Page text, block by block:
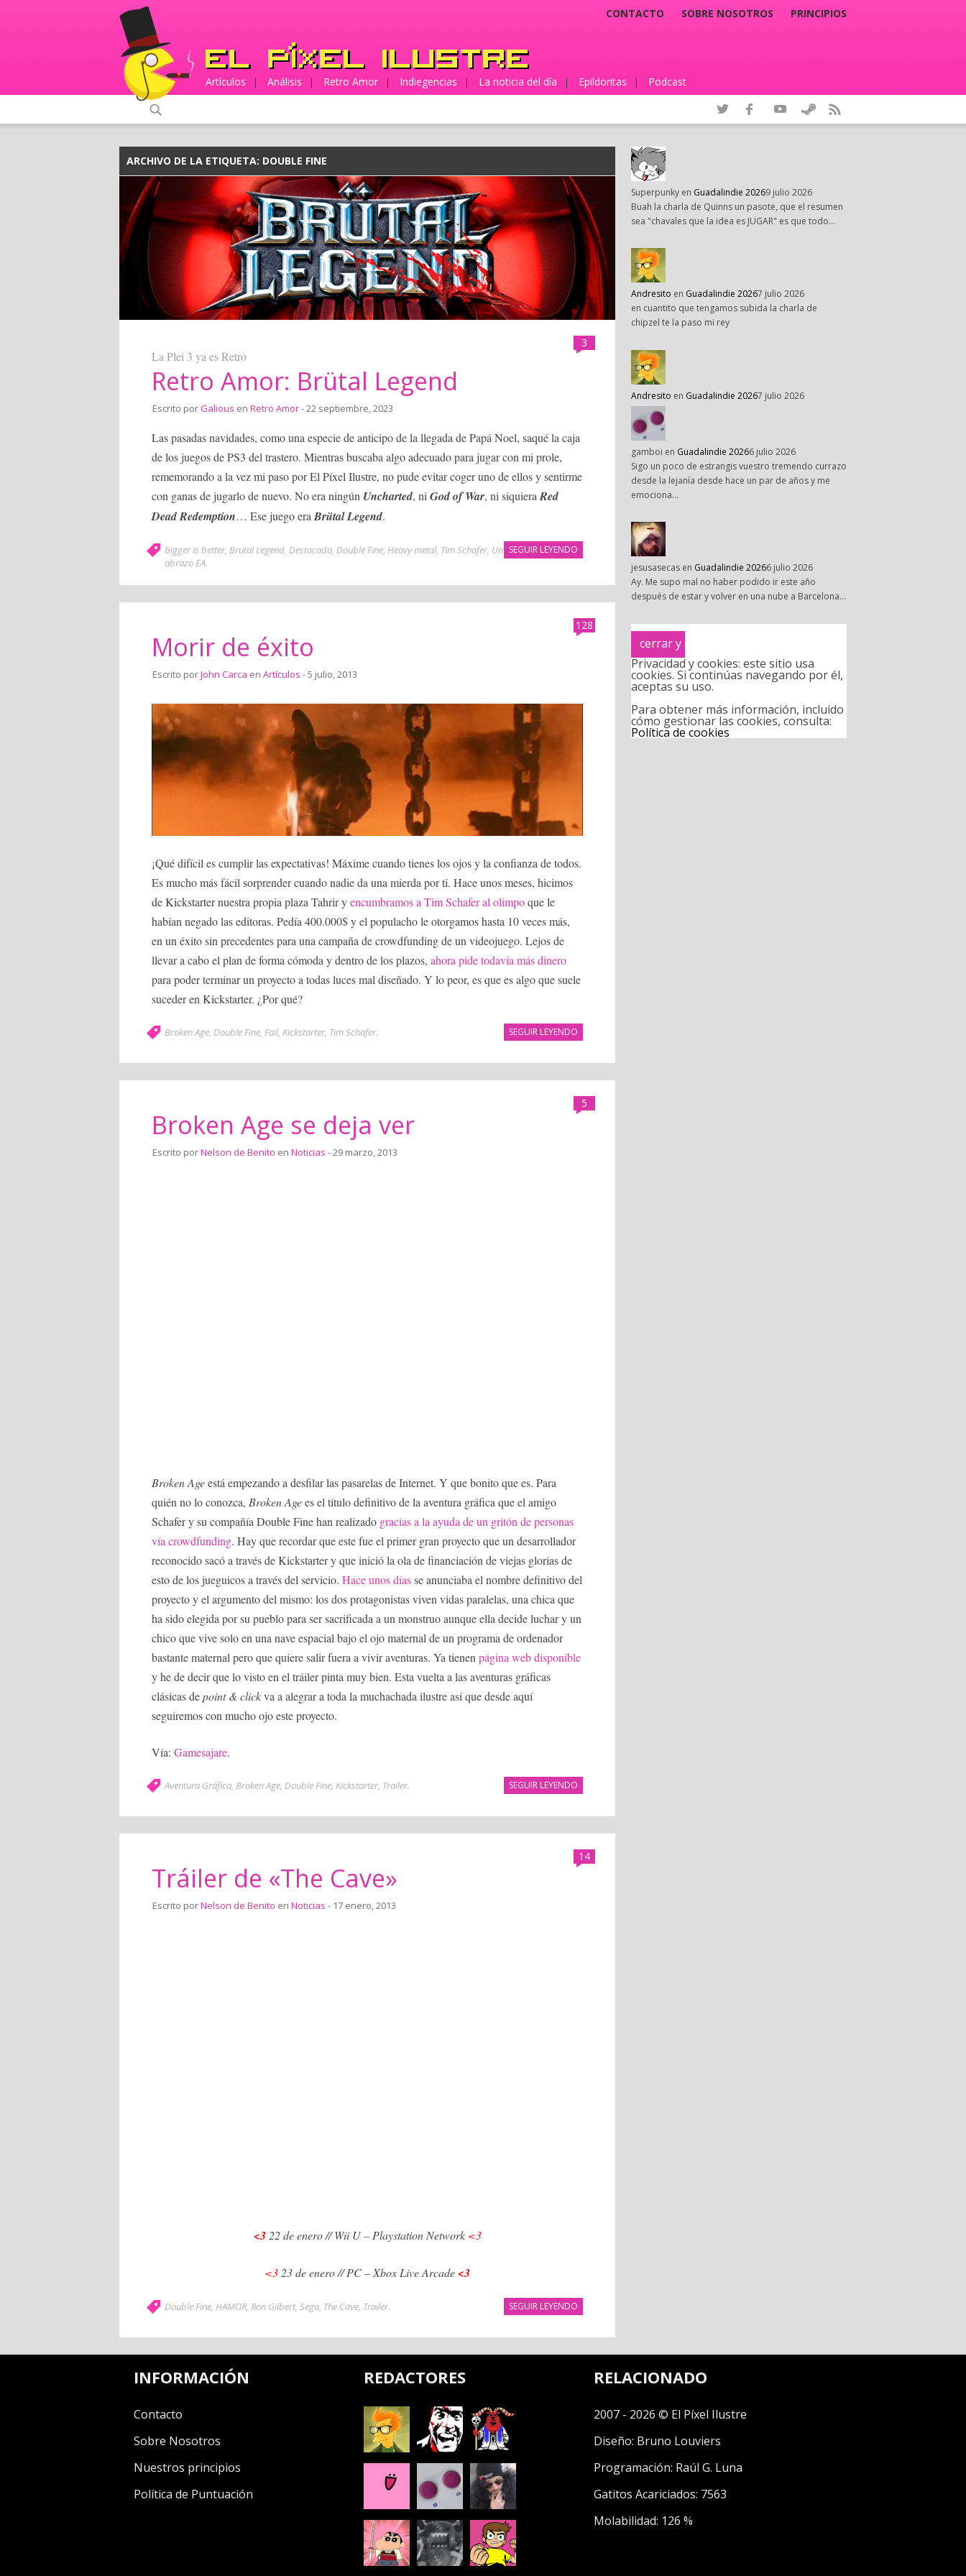
CONTACTO SOBRE NOSOTROS PRINCIPIOS
Artículos | Análisis | Retro Amor | Indiegencias | La noticia del día | Epildoritas | Podcast
ARCHIVO DE LA ETIQUETA: DOUBLE FINE
3
La Plei 3 ya es Retro
Retro Amor: Brütal Legend
Escrito por Galious en Retro Amor- 22 septiembre, 2023
Las pasadas navidades, como una especie de anticipo de la llegada de Papá Noel, saqué la caja
de los juegos de PS3 del trastero. Mientras buscaba algo adecuado para jugar con mi prole,
rememorando a la vez mi paso por El Píxel Ilustre, no pude evitar coger uno de ellos y sentirme
con ganas de jugarlo de nuevo. No era ningún Uncharted, ni God of War, ni siquiera Red
Dead Redemption… Ese juego era Brütal Legend.
SEGUIR LEYENDO
bigger is better, Brutal Legend, Destacado, Double Fine, Heavy metal, Tim Schafer, Un
abrazo EA.
128
Morir de éxito
Escrito porJohn Carca en Artículos - 5 julio, 2013
¡Qué difícil es cumplir las expectativas! Máxime cuando tienes los ojos y la confianza de todos.
Es mucho más fácil sorprender cuando nadie da una mierda por ti. Hace unos meses, hicimos
de Kickstarter nuestra propia plaza Tahrir yencumbramos a Tim Schafer al olimpoque le
habían negado las editoras. Pedía 400.000$ y el populacho le otorgamos hasta 10 veces más,
en un éxito sin precedentes para una campaña de crowdfunding de un videojuego. Lejos de
llevar a cabo el plan de forma cómoda y dentro de los plazos, ahora pide todavía más dinero
para poder terminar un proyecto a todas luces mal diseñado. Y lo peor, es que es algo que suele
suceder en Kickstarter. ¿Por qué?
SEGUIR LEYENDO
Broken Age, Double Fine, Fail, Kickstarter, Tim Schafer.
5
Broken Age se deja ver
Escrito porNelson de Benito en Noticias - 29 marzo, 2013
Broken Ageestá empezando a desfilar las pasarelas de Internet. Y que bonito que es. Para
quién no lo conozca, Broken Agees el título definitivo de la aventura gráfica que el amigo
Schafer y su compañía Double Fine han realizado gracias a la ayuda de un gritón de personas
vía crowdfunding. Hay que recordar que este fue el primer gran proyecto que un desarrollador
reconocido sacó a través de Kickstarter y que inició la ola de financiación de viejas glorias de
esto de los jueguicos a través del servicio. Hace unos díasse anunciaba el nombre definitivo del
proyecto y el argumento del mismo: los dos protagonistas viven vidas paralelas, una chica que
ha sido elegida por su pueblo para ser sacrificada a un monstruo aunque ella decide luchar y un
chico que vive solo en una nave espacial bajo el ojo maternal de un programa de ordenador
bastante maternal pero que quiere salir fuera a vivir aventuras. Ya tienen página web disponible
y he de decir que lo visto en el tráiler pinta muy bien. Esta vuelta a las aventuras gráficas
clásicas depoint & clickva a alegrar a toda la muchachada ilustre así que desde aquí
seguiremos con mucho ojo este proyecto.
Vía: Gamesajare.
SEGUIR LEYENDO
Aventura Gráfica, Broken Age, Double Fine, Kickstarter, Trailer.
14
Tráiler de «The Cave»
Escrito porNelson de Benito en Noticias - 17 enero, 2013
<3 22 de enero // Wii U – Playstation Network <3
<3 23 de enero // PC – Xbox Live Arcade <3
SEGUIR LEYENDO
Double Fine, HAMOR, Ron Gilbert, Sega, The Cave, Trailer.
Superpunky en Guadalindie 20269 julio 2026
Buah la charla de Quinns un pasote, que el resumen
sea "chavales que la idea es JUGAR" es que todo…
Andresito en Guadalindie 20267 julio 2026
en cuantito que tengamos subida la charla de
chipzel te la paso mi rey
Andresito en Guadalindie 20267 julio 2026
gamboi en Guadalindie 20266 julio 2026
Sigo un poco de estrangis vuestro tremendo currazo
desde la lejanía desde hace un par de años y me
emociona…
jesusasecas en Guadalindie 20266 julio 2026
Ay. Me supo mal no haber podido ir este año
después de estar y volver en una nube a Barcelona…
Privacidad y cookies: este sitio usa
cookies. Si continúas navegando por él,
aceptas su uso.
Para obtener más información, incluido
cómo gestionar las cookies, consulta:
Política de cookies
INFORMACIÓN
Contacto
Sobre Nosotros
Nuestros principios
Política de Puntuación
REDACTORES RELACIONADO
2007 - 2026 © El Píxel Ilustre
Diseño: Bruno Louviers
Programación: Raúl G. Luna
Gatitos Acariciados: 7563
Molabilidad: 126 %